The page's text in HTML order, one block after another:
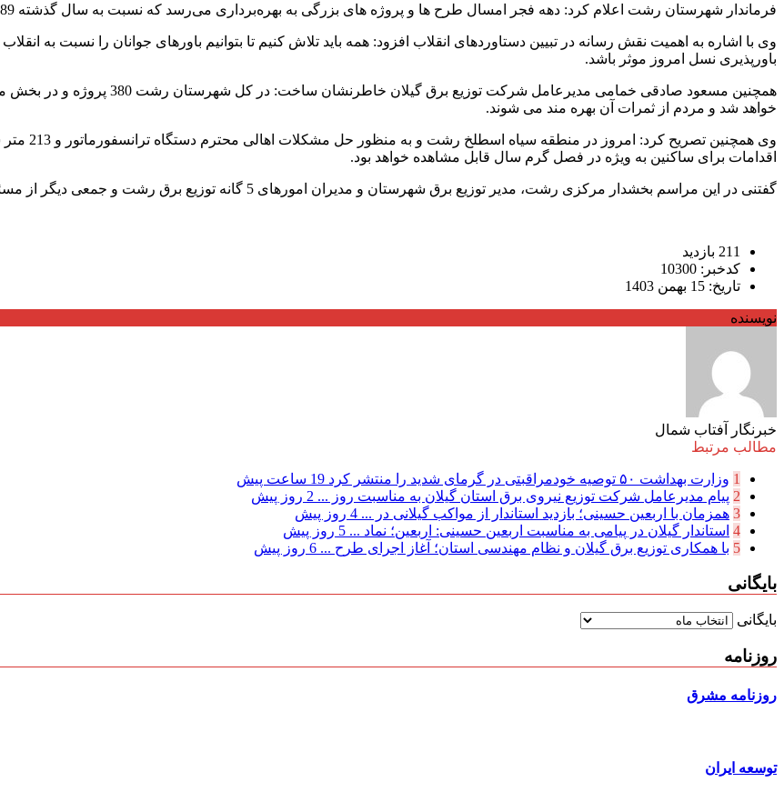
فرماندار شهرستان رشت اعلام کرد: دهه فجر امسال طرح ها و پروژه های بزرگی به بهره‌برداری می‌رسد که نسبت به سال گذشته 89 درصد رشد داشته است.
وی با اشاره به اهمیت نقش رسانه در تبیین دستاوردهای انقلاب افزود: همه باید تلاش کنیم تا بتوانیم باورهای جوانان را نسبت به انقلاب
باورپذیری نسل امروز موثر باشد.
خواهد شد و مردم از ثمرات آن بهره مند می شوند.
وی
اقدامات برای ساکنین به ویژه در فصل گرم سال قابل مشاهده خواهد بود.
گفتنی در این مراسم بخشدار مرکزی رشت، مدیر توزیع برق شهرستان و مدیران امورهای 5 گانه توزیع برق رشت و جمعی دیگر از مسئولان حضور داشتند.
211 بازدید
کدخبر: 10300
تاریخ: 15 بهمن 1403
نویسنده
خبرنگار آفتاب شمال
مطالب مرتبط
1 وزارت بهداشت ۵۰ توصیه خودمراقبتی در گرمای شدید را منتشر کرد
19 ساعت پیش
2 پیام مدیرعامل شركت توزیع نیروی برق استان گیلان به مناسبت روز ... 2 روز پیش
3 همزمان با اربعین حسینی؛ بازدید استاندار از مواکب گیلانی در ... 4 روز پیش
4 استاندار گیلان در پیامی به مناسبت اربعین حسینی: اربعین؛ نماد ... 5 روز پیش
5 با همکاری توزیع برق گیلان و نظام مهندسی استان؛ آغاز اجرای طرح ... 6 روز پیش
بایگانی
بایگانی
روزنامه
روزنامه مشرق
توسعه ایران